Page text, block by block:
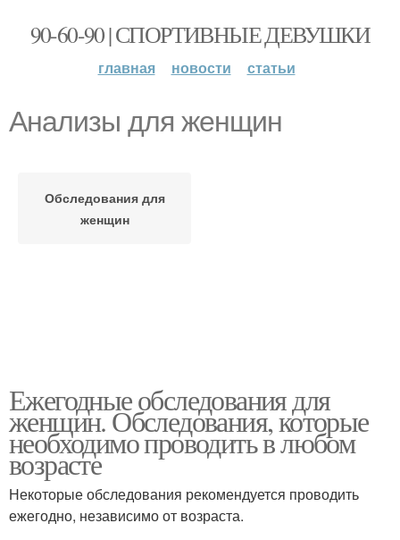
90-60-90 | СПОРТИВНЫЕ ДЕВУШКИ
главная новости статьи
Анализы для женщин
Обследования для
женщин
Ежегодные обследования для
женщин. Обследования, которые
необходимо проводить в любом
возрасте
Некоторые обследования рекомендуется проводить
ежегодно, независимо от возраста.